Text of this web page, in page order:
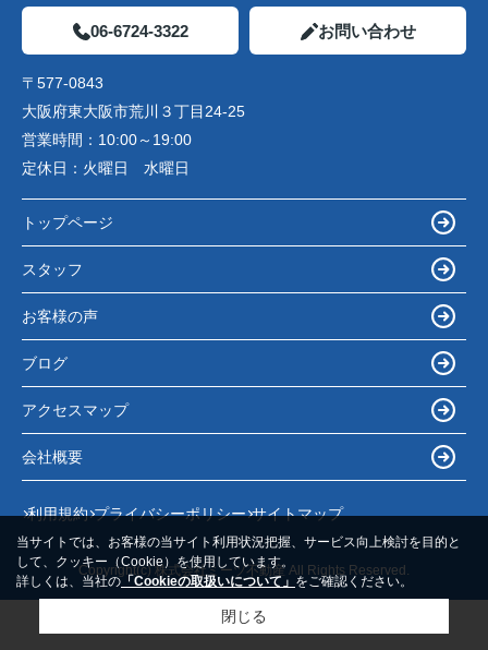
06-6724-3322 お問い合わせ
〒577-0843
大阪府東大阪市荒川３丁目24-25
営業時間： 10:00～19:00
定休日： 火曜日 水曜日
トップページ
スタッフ
お客様の声
ブログ
アクセスマップ
会社概要
利用規約 プライバシーポリシー サイトマップ
Copyright(c) 株式会社ミーツ不動産 All Rights Reserved.
当サイトでは、お客様の当サイト利用状況把握、サービス向上検討を目的と
して、クッキー（Cookie）を使用しています。
詳しくは、当社の「Cookieの取扱いについて」 をご確認ください。
閉じる